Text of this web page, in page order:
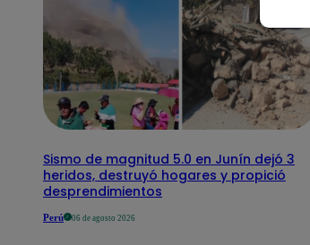
Sismo de magnitud 5.0 en Junín dejó 3
heridos, destruyó hogares y propició
desprendimientos
Perú 06 de agosto 2026